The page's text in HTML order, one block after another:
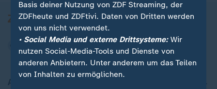
Basis deiner Nutzung von ZDF Streaming, der
ZDFheute und ZDFtivi. Daten von Dritten werden
von uns nicht verwendet.
• Social Media und externe Drittsysteme:Wir
nutzen Social-Media-Tools und Dienste von
anderen Anbietern. Unter anderem um das Teilen
von Inhalten zu ermöglichen.